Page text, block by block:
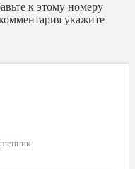
к этому номеру
укажите